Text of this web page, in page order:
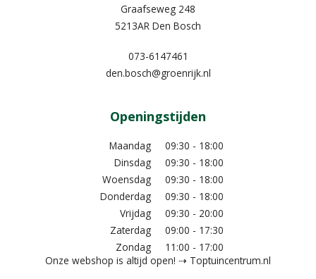
Graafseweg 248
5213AR Den Bosch
073-6147461
den.bosch@groenrijk.nl
Openingstijden
Maandag
09:30 - 18:00
Dinsdag
09:30 - 18:00
Woensdag
09:30 - 18:00
Donderdag
09:30 - 18:00
Vrijdag
09:30 - 20:00
Zaterdag
09:00 - 17:30
Zondag
11:00 - 17:00
Onze webshop is altijd open! ⇢ Toptuincentrum.nl